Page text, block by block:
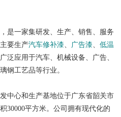
是一家集研发、生产、销售、服务
要生产汽车修补漆、 广告漆、 低温
泛应用于汽车、机械设备、广告、
钢工艺品等行业。
中心和生产基地位于广东省韶关市
30000平方米。公司拥有现代化的